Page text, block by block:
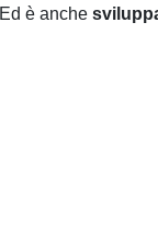
Ed è anche